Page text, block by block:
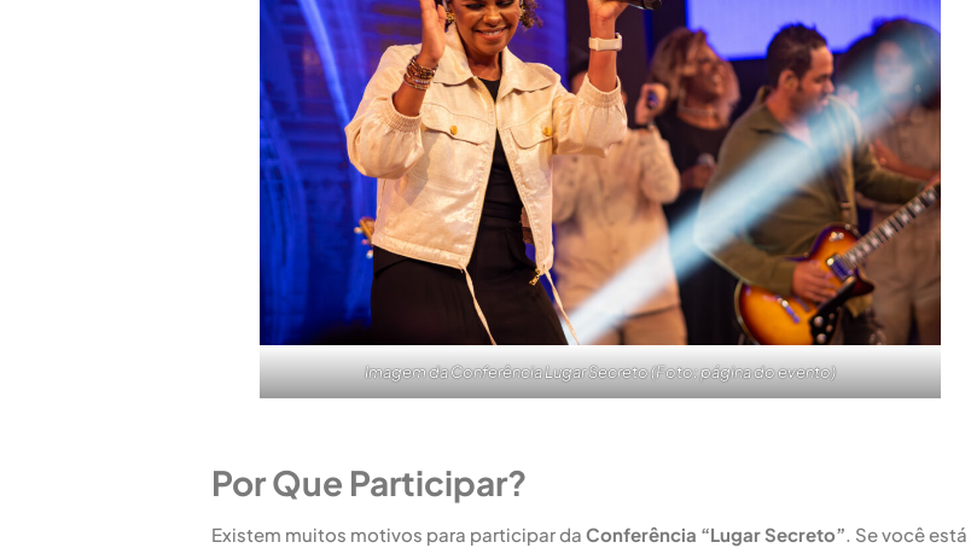
Imagem da Conferência Lugar Secreto (Foto: página do evento)
Por Que Participar?
Existem muitos motivos para participar da Conferência “Lugar Secreto”. Se você está